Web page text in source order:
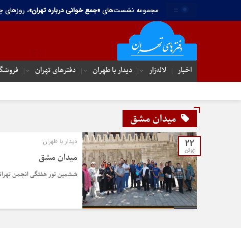
:: مجموعه نشست‌های«جمع خوانی درباره تهران»، روزهای
اخبار لاله‌زار دیدار با طهران دفترهای تهران‌
میدان مشق
22
ژوئن
دیدار با طهران:
میدان مشق
ششمین تور هفتگی انجمن